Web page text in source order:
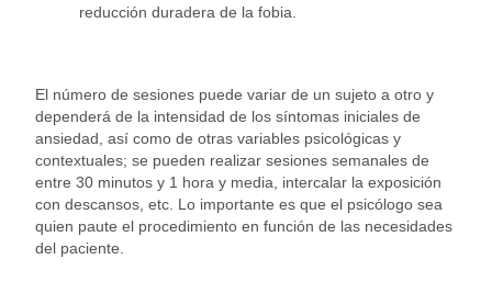
reducción duradera de la fobia.
El número de sesiones puede variar de un sujeto a otro y
dependerá de la intensidad de los síntomas iniciales de
ansiedad, así como de otras variables psicológicas y
contextuales; se pueden realizar sesiones semanales de
entre 30 minutos y 1 hora y media, intercalar la exposición
con descansos, etc. Lo importante es que el psicólogo sea
quien paute el procedimiento en función de las necesidades
del paciente.